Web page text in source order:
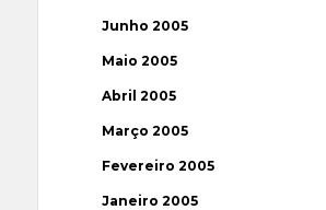
Junho 2005
Maio 2005
Abril 2005
Março 2005
Fevereiro 2005
Janeiro 2005